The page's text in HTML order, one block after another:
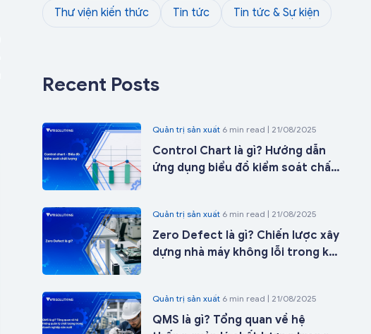
Thư viện kiến thức Tin tức Tin tức & Sự kiện
Recent Posts
Quản trị sản xuất6 min read | 21/08/2025
Control Chart là gì? Hướng dẫn
ứng dụng biểu đồ kiểm soát chất
Quản trị sản xuất6 min read | 21/08/2025
Zero Defect là gì? Chiến lược xây
dựng nhà máy không lỗi trong kỷ
Quản trị sản xuất6 min read | 21/08/2025
QMS là gì? Tổng quan về hệ